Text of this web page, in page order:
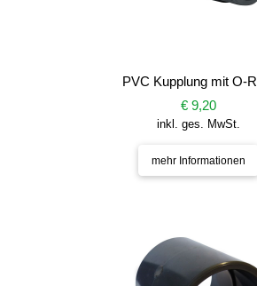
PVC Kupplung mit O-
€ 9,20
inkl. ges. MwSt.
mehr Informationen